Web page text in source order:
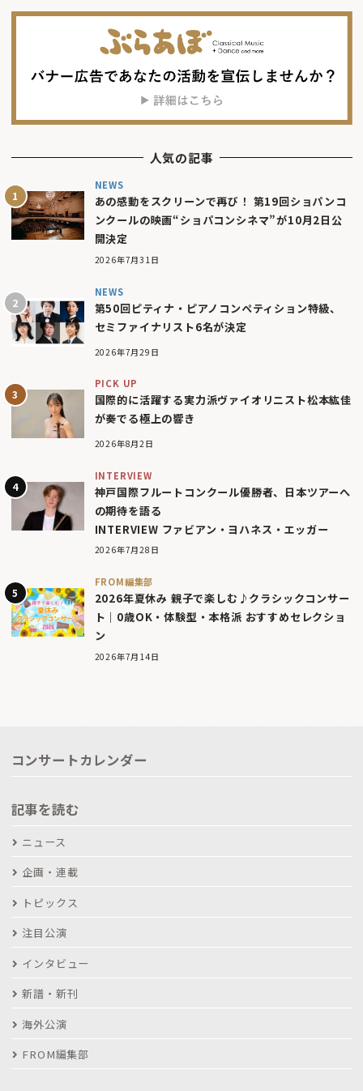
人気の記事
NEWS
あの感動をスクリーンで再び！ 第19回ショパンコ
ンクールの映画“ショパコンシネマ”が10月2日公
開決定
2026年7月31日
NEWS
第50回ピティナ・ピアノコンペティション特級、
セミファイナリスト6名が決定
2026年7月29日
PICK UP
国際的に活躍する実力派ヴァイオリニスト松本紘佳
が奏でる極上の響き
2026年8月2日
INTERVIEW
神戸国際フルートコンクール優勝者、日本ツアーへ
の期待を語る
INTERVIEW ファビアン・ヨハネス・エッガー
2026年7月28日
FROM編集部
2026年夏休み 親子で楽しむ♪クラシックコンサー
ト｜0歳OK・体験型・本格派 おすすめセレクショ
ン
2026年7月14日
コンサートカレンダー
記事を読む
ニュース
企画・連載
トピックス
注目公演
インタビュー
新譜・新刊
海外公演
FROM編集部